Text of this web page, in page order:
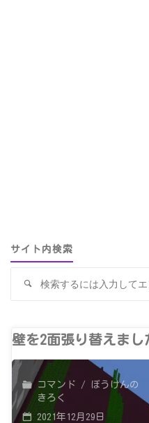
サイト内検索
検
壁を2面張り替えまし
コマンド / ぼうけんの
きろく
2021年12月29日